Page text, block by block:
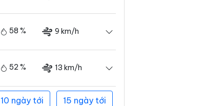
58 % 9 km/h
52 % 13 km/h
10 ngày tới 15 ngày tới